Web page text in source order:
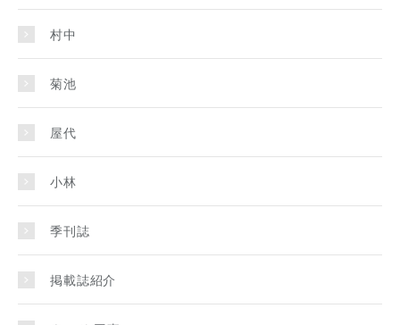
村中
菊池
屋代
小林
季刊誌
掲載誌紹介